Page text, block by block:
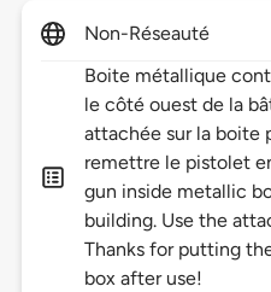
Non-Réseauté
Boite métallique
le côté ouest de la
attachée sur la boite
remettre le pistolet
gun inside metallic
building. Use the
Thanks for putting
box after use!